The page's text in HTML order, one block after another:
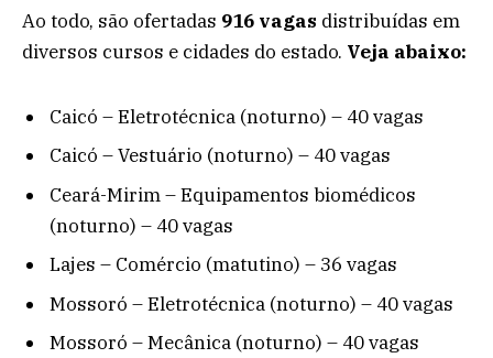
Ao todo, são ofertadas 916 vagas distribuídas em
diversos cursos e cidades do estado. Veja abaixo:
Caicó – Eletrotécnica (noturno) – 40 vagas
Caicó – Vestuário (noturno) – 40 vagas
Ceará-Mirim – Equipamentos biomédicos
(noturno) – 40 vagas
Lajes – Comércio (matutino) – 36 vagas
Mossoró – Eletrotécnica (noturno) – 40 vagas
Mossoró – Mecânica (noturno) – 40 vagas